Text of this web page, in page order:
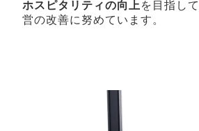
ホスピタリティの向上 を目指し
営の改善に努めています。